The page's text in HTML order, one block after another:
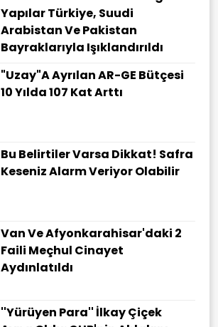
Yapılar Türkiye, Suudi
Arabistan Ve Pakistan
Bayraklarıyla Işıklandırıldı
"Uzay"a Ayrılan AR-GE Bütçesi
10 Yılda 107 Kat Arttı
Bu Belirtiler Varsa Dikkat! Safra
Keseniz Alarm Veriyor Olabilir
Van Ve Afyonkarahisar'daki 2
Faili Meçhul Cinayet
Aydınlatıldı
''Yürüyen Para'' İlkay Çiçek